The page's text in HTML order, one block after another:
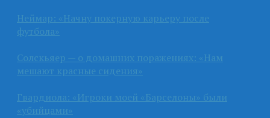
Неймар: «Начну покерную карьеру после
футбола»
Солскьяер — о домашних поражениях: «Нам
мешают красные сидения»
Гвардиола: «Игроки моей «Барселоны» были
«убийцами»